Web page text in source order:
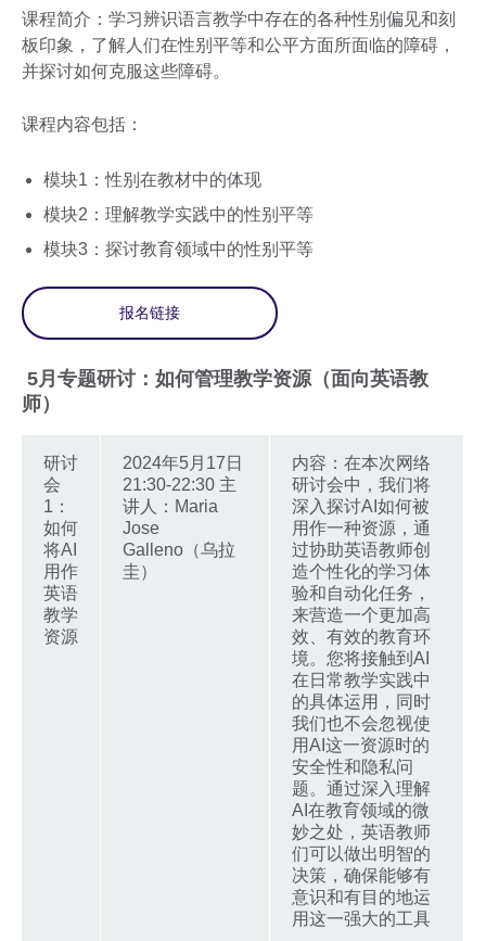
课程简介：学习辨识语言教学中存在的各种性别偏见和刻
板印象，了解人们在性别平等和公平方面所面临的障碍，
并探讨如何克服这些障碍。
课程内容包括：
模块1：性别在教材中的体现
模块2：理解教学实践中的性别平等
模块3：探讨教育领域中的性别平等
报名链接
5月专题研讨：如何管理教学资源（面向英语教
师）
研讨
会
1：
如何
将AI
用作
英语
教学
资源
2024年5月17日
21:30-22:30 主
讲人：Maria
Jose
Galleno（乌拉
圭）
内容：在本次网络
研讨会中，我们将
深入探讨AI如何被
用作一种资源，通
过协助英语教师创
造个性化的学习体
验和自动化任务，
来营造一个更加高
效、有效的教育环
境。您将接触到AI
在日常教学实践中
的具体运用，同时
我们也不会忽视使
用AI这一资源时的
安全性和隐私问
题。通过深入理解
AI在教育领域的微
妙之处，英语教师
们可以做出明智的
决策，确保能够有
意识和有目的地运
用这一强大的工具